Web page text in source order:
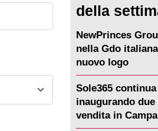
della
NewPrinces
nella Gdo
nuovo logo
Sole365
inaugurando
vendita in